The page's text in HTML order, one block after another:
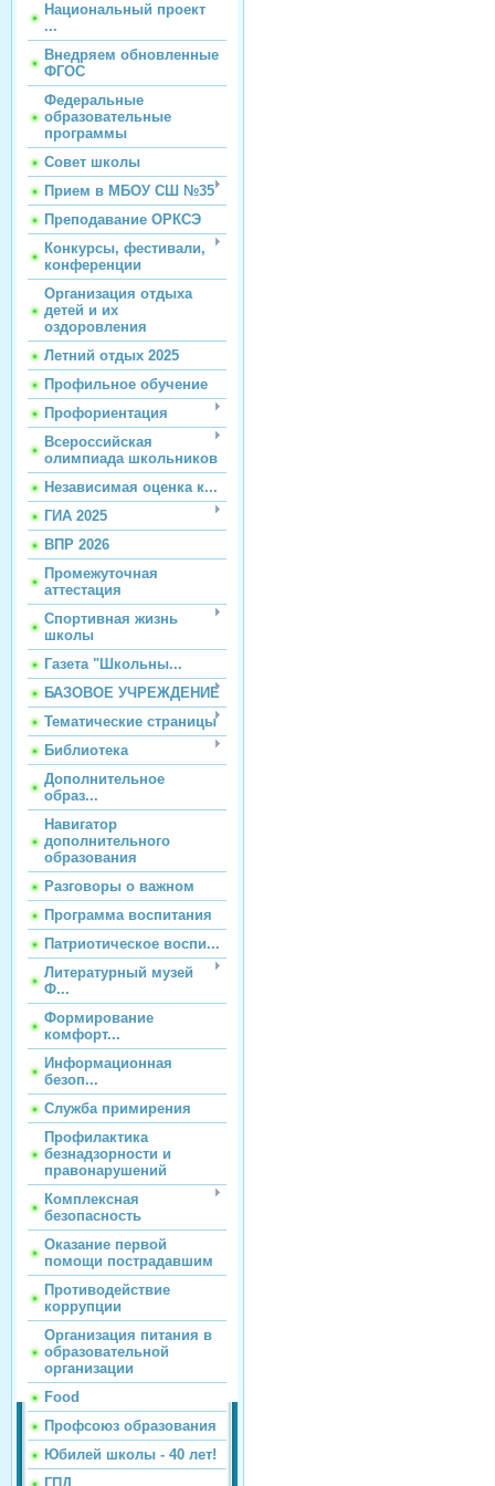
Национальный проект
...
Внедряем обновленные
ФГОС
Федеральные
образовательные
программы
Совет школы
Прием в МБОУ СШ №35
Преподавание ОРКСЭ
Конкурсы, фестивали,
конференции
Организация отдыха
детей и их
оздоровления
Летний отдых 2025
Профильное обучение
Профориентация
Всероссийская
олимпиада школьников
Независимая оценка к...
ГИА 2025
ВПР 2026
Промежуточная
аттестация
Спортивная жизнь
школы
Газета "Школьны...
БАЗОВОЕ УЧРЕЖДЕНИЕ
Тематические страницы
Библиотека
Дополнительное
образ...
Навигатор
дополнительного
образования
Разговоры о важном
Программа воспитания
Патриотическое воспи...
Литературный музей
Ф...
Формирование
комфорт...
Информационная
безоп...
Служба примирения
Профилактика
безнадзорности и
правонарушений
Комплексная
безопасность
Оказание первой
помощи пострадавшим
Противодействие
коррупции
Организация питания в
образовательной
организации
Food
Профсоюз образования
Юбилей школы - 40 лет!